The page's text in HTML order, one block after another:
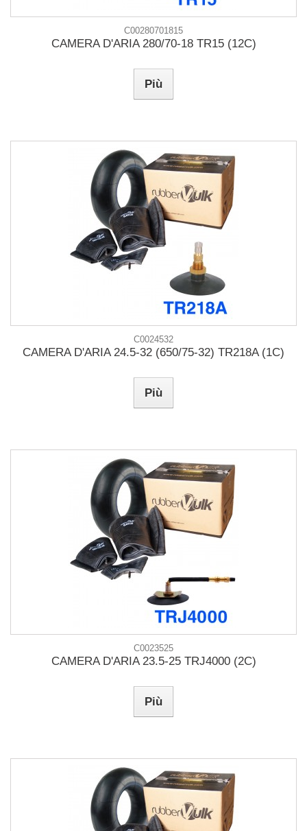
C00280701815
CAMERA D'ARIA 280/70-18 TR15 (12C)
Più
C0024532
CAMERA D'ARIA 24.5-32 (650/75-32) TR218A (1C)
Più
C0023525
CAMERA D'ARIA 23.5-25 TRJ4000 (2C)
Più